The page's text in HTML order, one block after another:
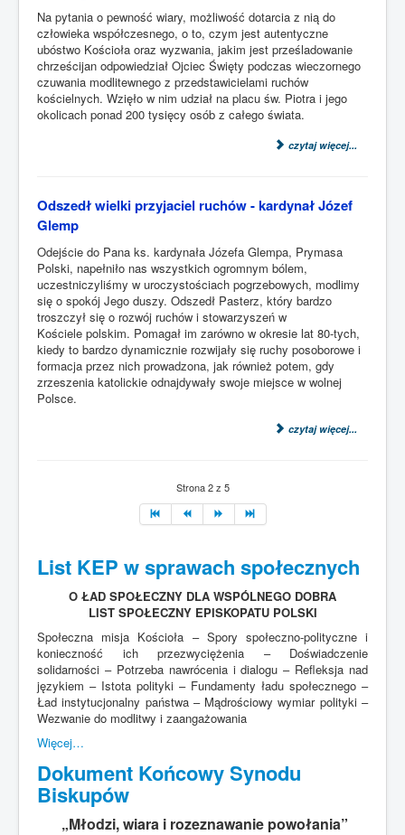
Na pytania o pewność wiary, możliwość dotarcia z nią do
człowieka współczesnego, o to, czym jest autentyczne
ubóstwo Kościoła oraz wyzwania, jakim jest prześladowanie
chrześcijan odpowiedział Ojciec Święty podczas wieczornego
czuwania modlitewnego z przedstawicielami ruchów
kościelnych. Wzięło w nim udział na placu św. Piotra i jego
okolicach ponad 200 tysięcy osób z całego świata.
czytaj więcej...
Odszedł wielki przyjaciel ruchów - kardynał Józef
Glemp
Odejście do Pana ks. kardynała Józefa Glempa, Prymasa
Polski, napełniło nas wszystkich ogromnym bólem,
uczestniczyliśmy w uroczystościach pogrzebowych, modlimy
się o spokój Jego duszy. Odszedł Pasterz, który bardzo
troszczył się o rozwój ruchów i stowarzyszeń w
Kościele polskim. Pomagał im zarówno w okresie lat 80-tych,
kiedy to bardzo dynamicznie rozwijały się ruchy posoborowe i
formacja przez nich prowadzona, jak również potem, gdy
zrzeszenia katolickie odnajdywały swoje miejsce w wolnej
Polsce.
czytaj więcej...
Strona 2 z 5
List KEP w sprawach społecznych
O ŁAD SPOŁECZNY DLA WSPÓLNEGO DOBRA
LIST SPOŁECZNY EPISKOPATU POLSKI
Społeczna misja Kościoła – Spory społeczno-polityczne i
konieczność ich przezwyciężenia – Doświadczenie
solidarności – Potrzeba nawrócenia i dialogu – Refleksja nad
językiem – Istota polityki – Fundamenty ładu społecznego –
Ład instytucjonalny państwa – Mądrościowy wymiar polityki –
Wezwanie do modlitwy i zaangażowania
Więcej…
Dokument Końcowy Synodu
Biskupów
„Młodzi, wiara i rozeznawanie powołania”